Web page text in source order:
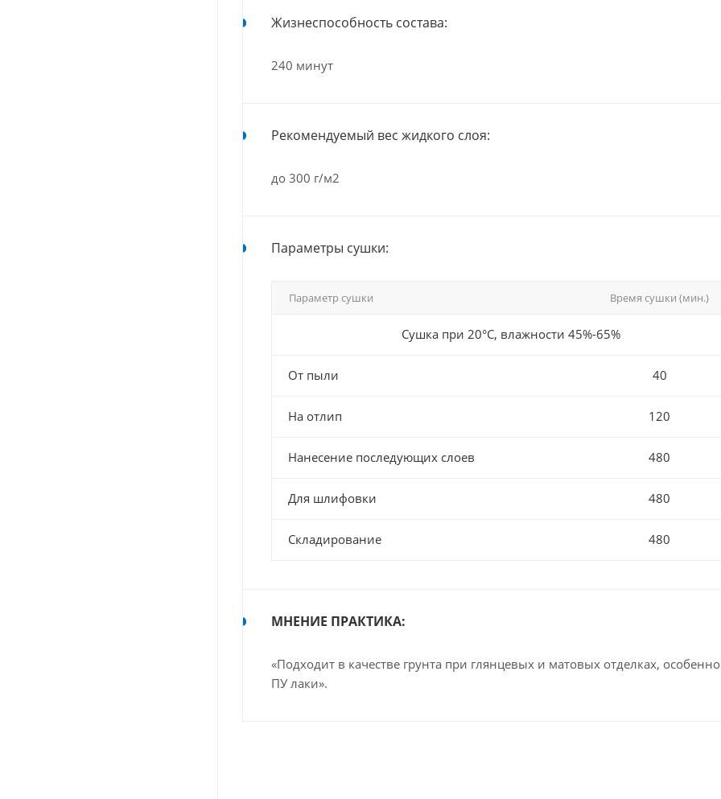
Жизнеспособность состава:
240 минут
Рекомендуемый вес жидкого слоя:
до 300 г/м2
Параметры сушки:
Параметр сушки Время сушки (мин.)
Сушка при 20°С, влажности 45%-65%
От пыли 40
На отлип 120
Нанесение последующих слоев 480
Для шлифовки 480
Складирование 480
МНЕНИЕ ПРАКТИКА:
«Подходит в качестве грунта при глянцевых и матовых отделках,
ПУ лаки».